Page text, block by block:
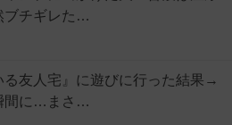
チギレた…
る友人宅』に遊びに行った結果→
間に…まさ…